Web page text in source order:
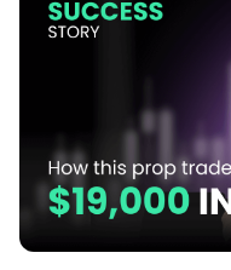
Webinars
Glossário
FERRAMENTAS
CALENDÁRIO
Horário de
Portal de Afiliados